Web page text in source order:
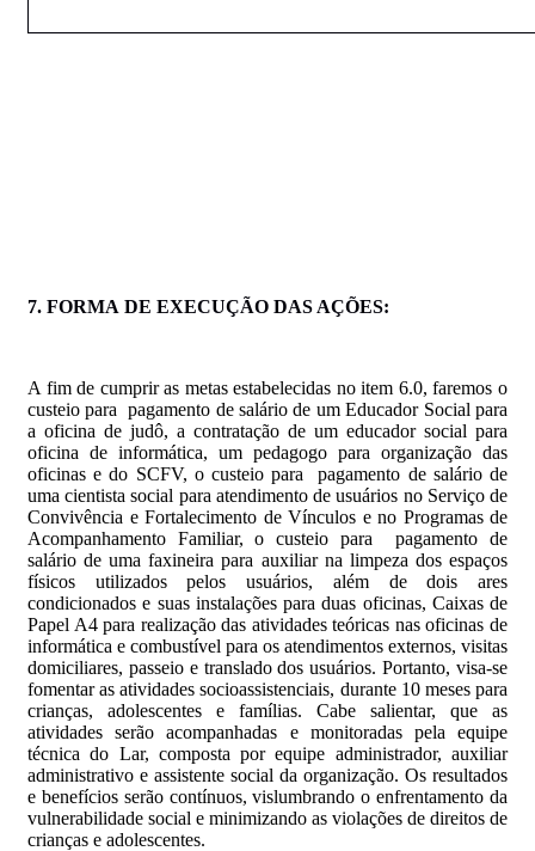
7. FORMA DE EXECUÇÃO DAS AÇÕES:
A fim de cumprir as metas estabelecidas no item 6.0, faremos o
custeio para pagamento de salário de um Educador Social para
a oficina de judô, a contratação de um educador social para
oficina de informática, um pedagogo para organização das
oficinas e do SCFV, o custeio para pagamento de salário de
uma cientista social para atendimento de usuários no Serviço de
Convivência e Fortalecimento de Vínculos e no Programas de
Acompanhamento Familiar, o custeio para pagamento de
salário de uma faxineira para auxiliar na limpeza dos espaços
físicos utilizados pelos usuários, além de dois ares
condicionados e suas instalações para duas oficinas, Caixas de
Papel A4 para realização das atividades teóricas nas oficinas de
informática e combustível para os atendimentos externos, visitas
domiciliares, passeio e translado dos usuários. Portanto, visa-se
fomentar as atividades socioassistenciais, durante 10 meses para
crianças, adolescentes e famílias. Cabe salientar, que as
atividades serão acompanhadas e monitoradas pela equipe
técnica do Lar, composta por equipe administrador, auxiliar
administrativo e assistente social da organização. Os resultados
e benefícios serão contínuos, vislumbrando o enfrentamento da
vulnerabilidade social e minimizando as violações de direitos de
crianças e adolescentes.